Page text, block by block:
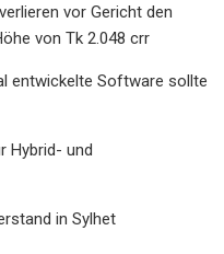
vor Gericht den
von Tk 2.048 crr
entwickelte Software sollte
Hybrid- und
in Sylhet